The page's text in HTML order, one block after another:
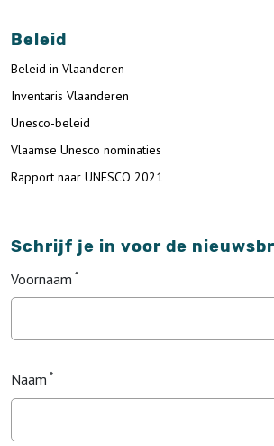
Beleid
Beleid in Vlaanderen
Inventaris Vlaanderen
Unesco-beleid
Vlaamse Unesco nominaties
Rapport naar UNESCO 2021
Schrijf je in voor de
Voornaam
Naam